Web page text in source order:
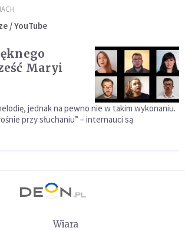
/ YouTube
Maryi
jednak na pewno nie w takim wykonaniu.
przy słuchaniu” – internauci są
Wiara